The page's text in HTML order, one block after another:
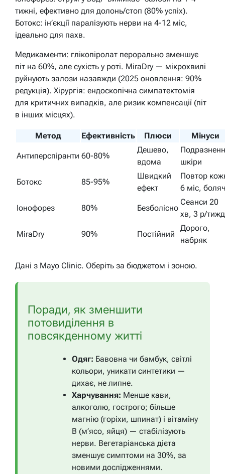
тижні, ефективно для долонь/стоп (80% успіх).
Ботокс: ін’єкції паралізують нерви на 4-12 міс,
ідеально для пахв.
Медикаменти: глікопіролат перорально зменшує
піт на 60%, але сухість у роті. MiraDry — мікрохвилі
руйнують залози назавжди (2025 оновлення: 90%
редукція). Хірургія: ендоскопічна симпатектомія
для критичних випадків, але ризик компенсації (піт
в інших місцях).
Метод Ефективність Плюси Мінуси
Антиперспіранти 60-80%
Дешево,
вдома
шкіри
Ботокс 85-95%
Швидкий
ефект
Повтор
6 міс,
Іонофорез 80% Безболісно
Сеанси 20
хв, 3 р/тижд
MiraDry 90% Постійний
Дорого,
набряк
Дані з Mayo Clinic. Оберіть за бюджетом і зоною.
Поради, як зменшити
потовиділення в
повсякденному житті
Одяг: Бавовна чи бамбук, світлі
кольори, уникати синтетики —
дихає, не липне.
Харчування: Менше кави,
алкоголю, гострого; більше
магнію (горіхи, шпинат) і вітаміну
B (м’ясо, яйця) — стабілізують
нерви. Вегетаріанська дієта
зменшує симптоми на 30%, за
новими дослідженнями.